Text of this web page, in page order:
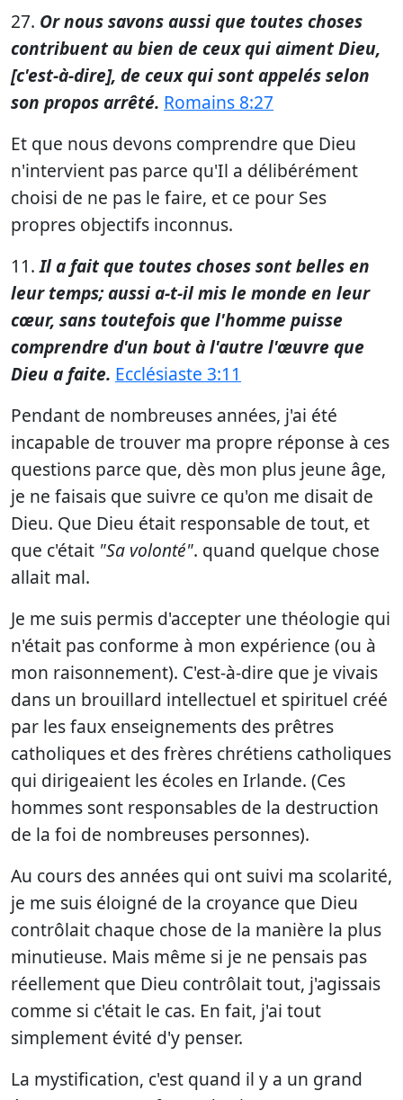
27. Or nous savons aussi que toutes choses
contribuent au bien de ceux qui aiment Dieu,
[c'est-à-dire], de ceux qui sont appelés selon
son propos arrêté. Romains 8:27
Et que nous devons comprendre que Dieu
n'intervient pas parce qu'Il a délibérément
choisi de ne pas le faire, et ce pour Ses
propres objectifs inconnus.
11.Il a fait que toutes choses sont belles en
leur temps; aussi a-t-il mis le monde en leur
cœur, sans toutefois que l'homme puisse
comprendre d'un bout à l'autre l'œuvre que
Dieu a faite. Ecclésiaste 3:11
Pendant de nombreuses années, j'ai été
incapable de trouver ma propre réponse à ces
questions parce que, dès mon plus jeune âge,
je ne faisais que suivre ce qu'on me disait de
Dieu. Que Dieu était responsable de tout, et
que c'était "Sa volonté". quand quelque chose
allait mal.
Je me suis permis d'accepter une théologie qui
n'était pas conforme à mon expérience (ou à
mon raisonnement). C'est-à-dire que je vivais
dans un brouillard intellectuel et spirituel créé
par les faux enseignements des prêtres
catholiques et des frères chrétiens catholiques
qui dirigeaient les écoles en Irlande. (Ces
hommes sont responsables de la destruction
de la foi de nombreuses personnes).
Au cours des années qui ont suivi ma scolarité,
je me suis éloigné de la croyance que Dieu
contrôlait chaque chose de la manière la plus
minutieuse. Mais même si je ne pensais pas
réellement que Dieu contrôlait tout, j'agissais
comme si c'était le cas. En fait, j'ai tout
simplement évité d'y penser.
La mystification, c'est quand il y a un grand